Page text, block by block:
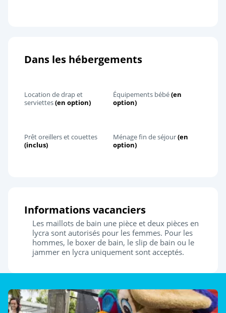
Dans les hébergements
Location de drap et
serviettes(en option)
Équipements bébé(en
option)
Prêt oreillers et couettes
(inclus)
Ménage fin de séjour(en
option)
Informations vacanciers
Les maillots de bain une pièce et deux pièces en
lycra sont autorisés pour les femmes. Pour les
hommes, le boxer de bain, le slip de bain ou le
jammer en lycra uniquement sont acceptés.